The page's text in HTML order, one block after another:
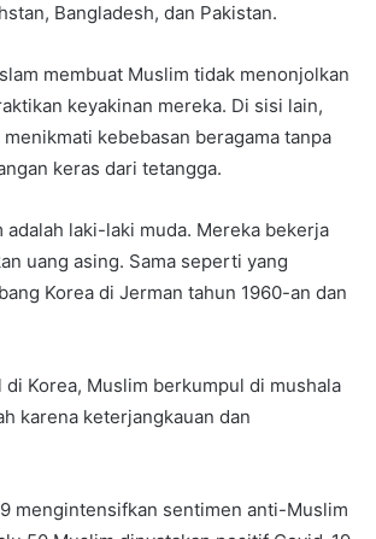
Bangladesh, dan Pakistan.
membuat Muslim tidak menonjolkan
keyakinan mereka. Di sisi lain,
kebebasan beragama tanpa
keras dari tetangga.
adalah laki-laki muda. Mereka bekerja
uang asing. Sama seperti yang
Korea di Jerman tahun 1960-an dan
Korea, Muslim berkumpul di mushala
karena keterjangkauan dan
mengintensifkan sentimen anti-Muslim